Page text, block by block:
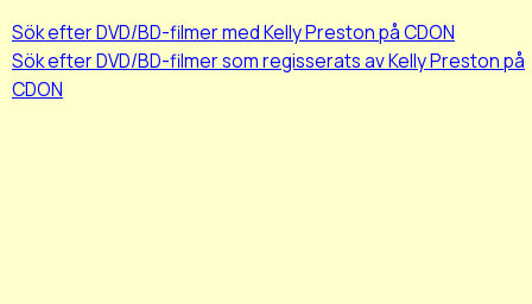
Sök efter DVD/BD-filmer med Kelly Preston på CDON
Sök efter DVD/BD-filmer som regisserats av Kelly Preston på
CDON